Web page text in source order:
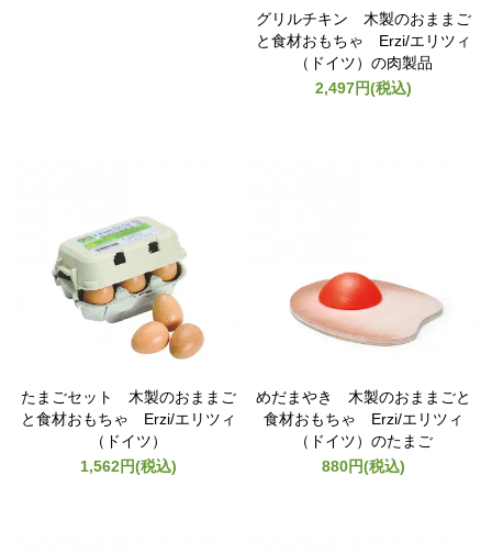
グリルチキン 木製のおままご
と食材おもちゃ Erzi/エリツィ
（ドイツ）の肉製品
2,497円(税込)
たまごセット 木製のおままご
と食材おもちゃ Erzi/エリツィ
（ドイツ）
1,562円(税込)
めだまやき 木製のおままごと
食材おもちゃ Erzi/エリツィ
（ドイツ）のたまご
880円(税込)